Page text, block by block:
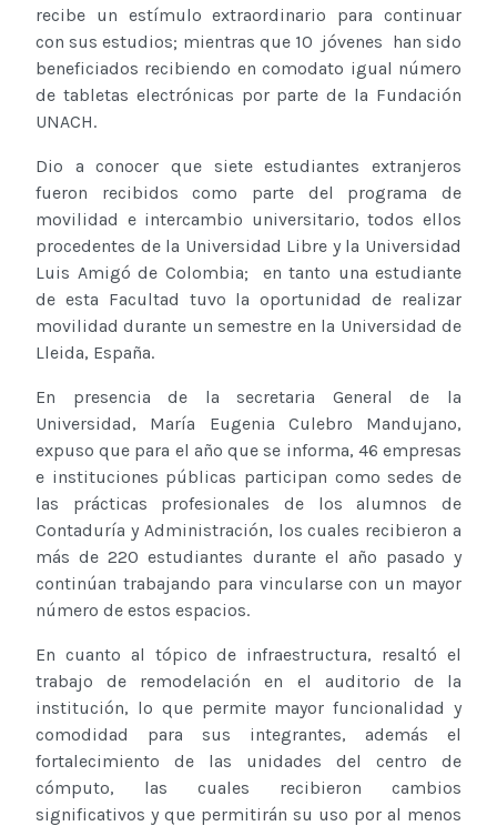
recibe un estímulo extraordinario para continuar
con sus estudios; mientras que 10 jóvenes han sido
beneficiados recibiendo en comodato igual número
de tabletas electrónicas por parte de la Fundación
UNACH.
Dio a conocer que siete estudiantes extranjeros
fueron recibidos como parte del programa de
movilidad e intercambio universitario, todos ellos
procedentes de la Universidad Libre y la Universidad
Luis Amigó de Colombia; en tanto una estudiante
de esta Facultad tuvo la oportunidad de realizar
movilidad durante un semestre en la Universidad de
Lleida, España.
En presencia de la secretaria General de la
Universidad, María Eugenia Culebro Mandujano,
expuso que para el año que se informa, 46 empresas
e instituciones públicas participan como sedes de
las prácticas profesionales de los alumnos de
Contaduría y Administración, los cuales recibieron a
más de 220 estudiantes durante el año pasado y
continúan trabajando para vincularse con un mayor
número de estos espacios.
En cuanto al tópico de infraestructura, resaltó el
trabajo de remodelación en el auditorio de la
institución, lo que permite mayor funcionalidad y
comodidad para sus integrantes, además el
fortalecimiento de las unidades del centro de
cómputo, las cuales recibieron cambios
significativos y que permitirán su uso por al menos